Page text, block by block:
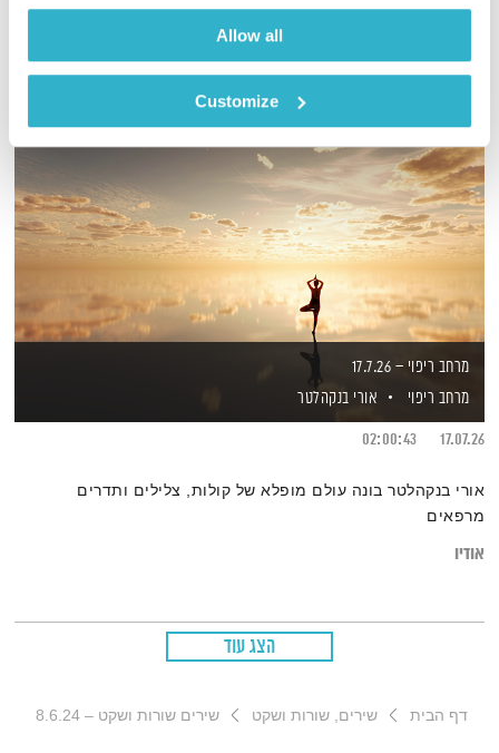
Allow all
Customize
מרחב ריפוי – 17.7.26
מרחב ריפוי
אורי בנקהלטר
17.07.26
02:00:43
אורי בנקהלטר בונה עולם מופלא של קולות, צלילים ותדרים
מרפאים
אודיו
הצג עוד
דף הבית שירים, שורות ושקט שירים שורות ושקט – 8.6.24